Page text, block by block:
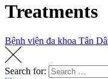
Treatments
Bệnh viện đa khoa Tân
Search for: